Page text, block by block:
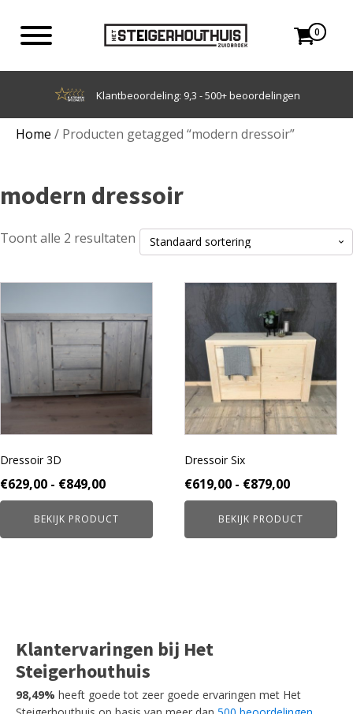
0
Achteraf betalen met Klarna
Home / Producten getagged “modern dressoir”
modern dressoir
Toont alle 2 resultaten
Dressoir 3D
€629,00 - €849,00Prijsklasse:
€629,00
tot
€849,00
BEKIJK PRODUCT
heeft
meerdere
variaties.
Deze
optie
kan
op
de
productpagina
Dressoir Six
€619,00 - €879,00
€619,00
tot
€879,00
BEKIJK PRODUCT
heeft
meerdere
variaties.
Deze
optie
kan
gekozen
op
de
productpagina
Klantervaringen bij Het
Steigerhouthuis
98,49% heeft goede tot zeer goede ervaringen met Het